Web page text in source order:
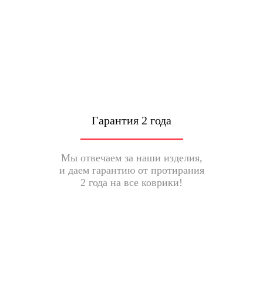
Гарантия 2 года
Мы отвечаем за наши изделия,
и даем гарантию от протирания
2 года на все коврики!